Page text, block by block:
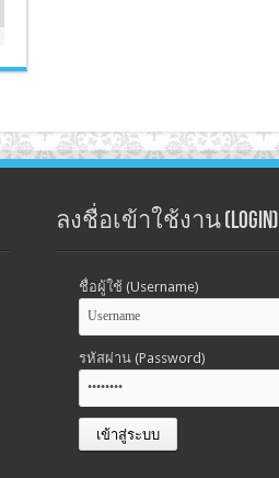
ลงชื่อเข้าใช้งาน (Login)
ชื่อผู้ใช้ (Username)
รหัสผ่าน (Password)